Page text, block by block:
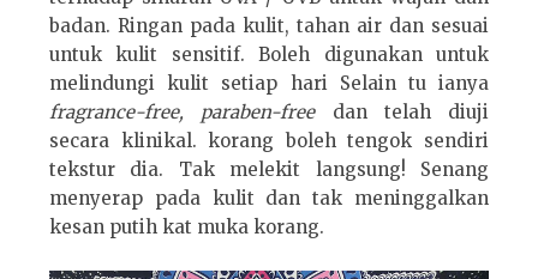
badan. Ringan pada kulit, tahan air dan sesuai
untuk kulit sensitif. Boleh digunakan untuk
melindungi kulit setiap hari Selain tu ianya
fragrance-free, paraben-freedan telah diuji
secara klinikal. korang boleh tengok sendiri
tekstur dia. Tak melekit langsung! Senang
menyerap pada kulit dan tak meninggalkan
kesan putih kat muka korang.